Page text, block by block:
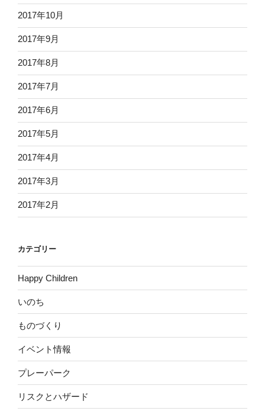
2017年10月
2017年9月
2017年8月
2017年7月
2017年6月
2017年5月
2017年4月
2017年3月
2017年2月
カテゴリー
Happy Children
いのち
ものづくり
イベント情報
プレーパーク
リスクとハザード